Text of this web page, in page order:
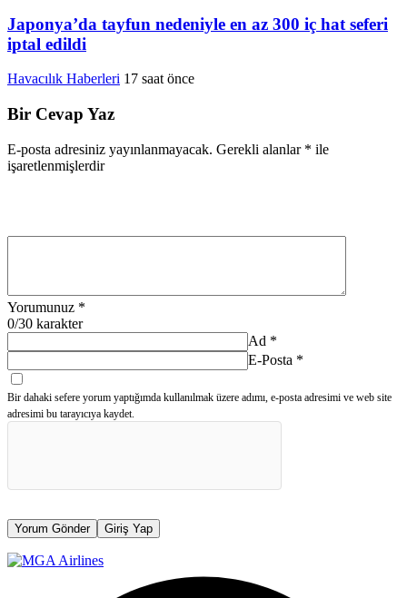
Japonya’da tayfun nedeniyle en az 300 iç hat seferi
iptal edildi
Havacılık Haberleri 17 saat önce
Bir Cevap Yaz
E-posta adresiniz yayınlanmayacak. Gerekli alanlar * ile
işaretlenmişlerdir
Yorumunuz *
0/30 karakter
Ad *
E-Posta *
Bir dahaki sefere yorum yaptığımda kullanılmak üzere adımı, e-posta adresimi ve web site
adresimi bu tarayıcıya kaydet.
Yorum Gönder Giriş Yap